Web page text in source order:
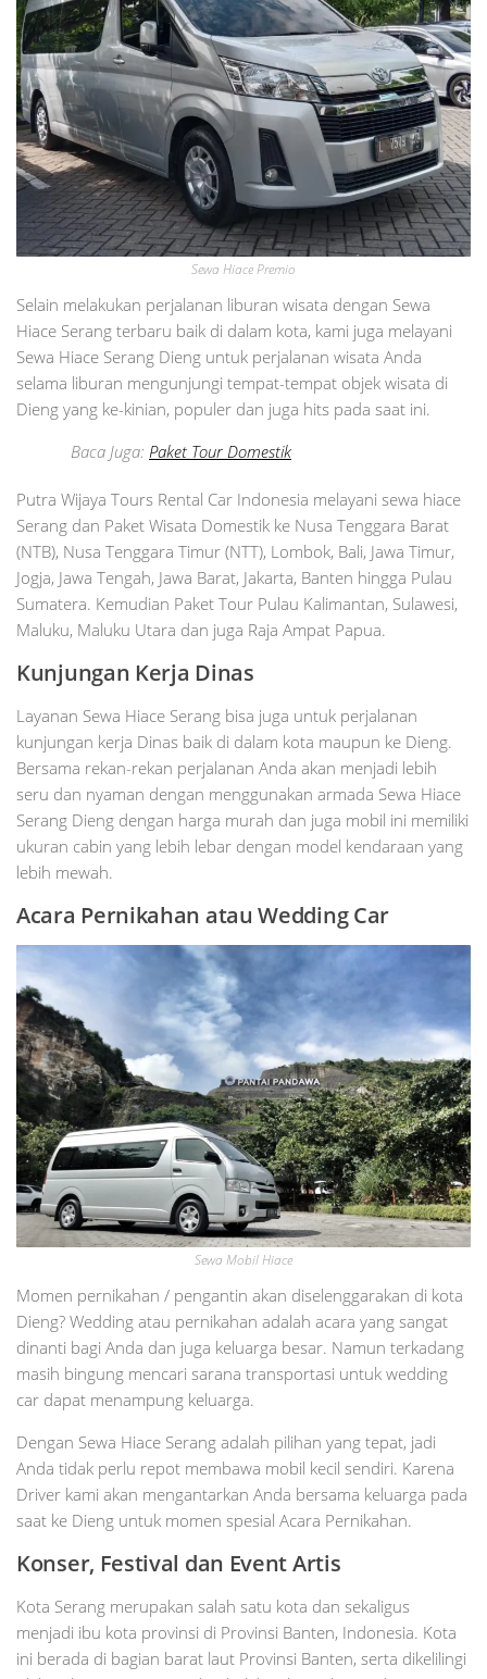
Sewa Hiace Premio
Selain melakukan perjalanan liburan wisata dengan Sewa
Hiace Serang terbaru baik di dalam kota, kami juga melayani
Sewa Hiace Serang Dieng untuk perjalanan wisata Anda
selama liburan mengunjungi tempat-tempat objek wisata di
Dieng yang ke-kinian, populer dan juga hits pada saat ini.
Baca Juga: Paket Tour Domestik
Putra Wijaya Tours Rental Car Indonesia melayani sewa hiace
Serang dan Paket Wisata Domestik ke Nusa Tenggara Barat
(NTB), Nusa Tenggara Timur (NTT), Lombok, Bali, Jawa Timur,
Jogja, Jawa Tengah, Jawa Barat, Jakarta, Banten hingga Pulau
Sumatera. Kemudian Paket Tour Pulau Kalimantan, Sulawesi,
Maluku, Maluku Utara dan juga Raja Ampat Papua.
Kunjungan Kerja Dinas
Layanan Sewa Hiace Serang bisa juga untuk perjalanan
kunjungan kerja Dinas baik di dalam kota maupun ke Dieng.
Bersama rekan-rekan perjalanan Anda akan menjadi lebih
seru dan nyaman dengan menggunakan armada Sewa Hiace
Serang Dieng dengan harga murah dan juga mobil ini memiliki
ukuran cabin yang lebih lebar dengan model kendaraan yang
lebih mewah.
Acara Pernikahan atau Wedding Car
Sewa Mobil Hiace
Momen pernikahan / pengantin akan diselenggarakan di kota
Dieng? Wedding atau pernikahan adalah acara yang sangat
dinanti bagi Anda dan juga keluarga besar. Namun terkadang
masih bingung mencari sarana transportasi untuk wedding
car dapat menampung keluarga.
Dengan Sewa Hiace Serang adalah pilihan yang tepat, jadi
Anda tidak perlu repot membawa mobil kecil sendiri. Karena
Driver kami akan mengantarkan Anda bersama keluarga pada
saat ke Dieng untuk momen spesial Acara Pernikahan.
Konser, Festival dan Event Artis
Kota Serang merupakan salah satu kota dan sekaligus
menjadi ibu kota provinsi di Provinsi Banten, Indonesia. Kota
ini berada di bagian barat laut Provinsi Banten, serta dikelilingi